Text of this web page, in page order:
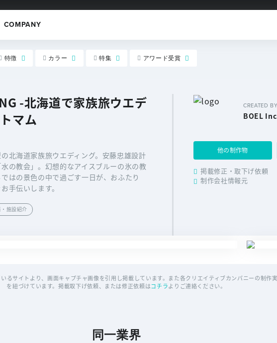
COMPANY
特徴 カラー 特集 アワード受賞
-北海道で家族旅ウエデ
マム
北海道家族旅ウエディング。安藤忠雄設計
の教会」。幻想的なアイスブルーの氷の教
はの景色の中で過ごす一日が、おふたり
手伝いします。
・施設紹介
CREATED BY
BOEL
他の制作物
掲載修正・取下げ依頼
制作会社情報元
るサイトより、画面キャプチャ画像を引用し掲載しています。また各クリエイティブカンパニーの制作
を紐づけています。掲載取下げ依頼、または修正依頼はコチラよりご連絡ください。
同一業界